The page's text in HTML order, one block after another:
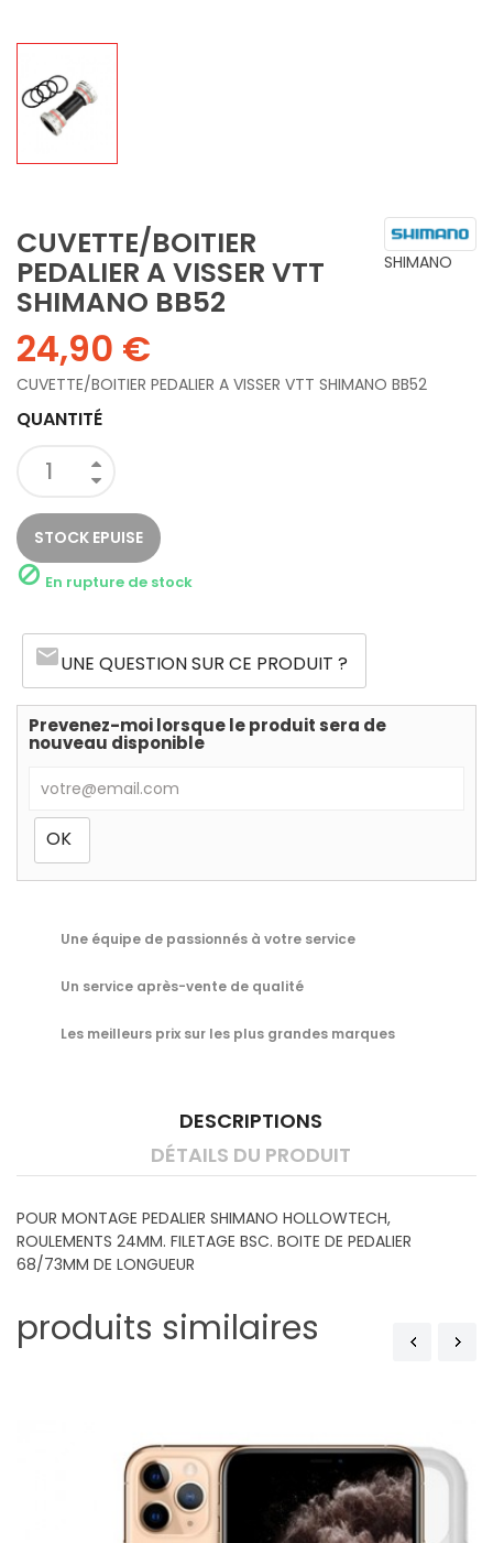
SHIMANO
CUVETTE/BOITIER
PEDALIER A VISSER VTT
SHIMANO BB52
24,90 €
CUVETTE/BOITIER PEDALIER A VISSER VTT SHIMANO BB52
QUANTITÉ
STOCK EPUISE
 En rupture de stock
emailUNE QUESTION SUR CE PRODUIT ?
Prevenez-moi lorsque le produit sera de
nouveau disponible
Une équipe de passionnés à votre service
Un service après-vente de qualité
Les meilleurs prix sur les plus grandes marques
DESCRIPTIONS
DÉTAILS DU PRODUIT
POUR MONTAGE PEDALIER SHIMANO HOLLOWTECH,
ROULEMENTS 24MM. FILETAGE BSC. BOITE DE PEDALIER
68/73MM DE LONGUEUR
produits similaires